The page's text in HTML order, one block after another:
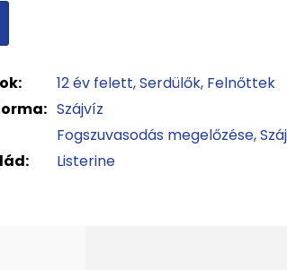
12 év felett Serdülők Felnőttek
Szájvíz
Fogszuvasodás megelőzése
Listerine